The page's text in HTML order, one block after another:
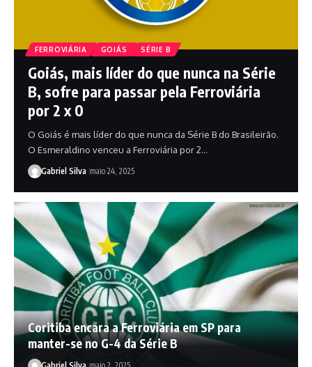
FERROVIÁRIA GOIÁS SÉRIE B
Goiás, mais líder do que nunca na Série
B, sofre para passar pela Ferroviária
por 2 x 0
O Goiás é mais líder do que nunca da Série B do Brasileirão.
O Esmeraldino venceu a Ferroviária por 2…
Gabriel Silva maio 24, 2025
Coritiba encara a Ferroviária em SP para
manter-se no G-4 da Série B